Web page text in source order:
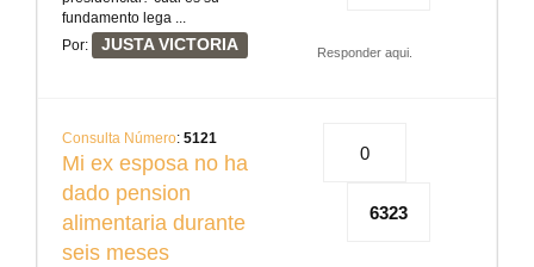
fundamento lega ...
Por:
JUSTA VICTORIA Responder aqui.
Consulta Número: 5121
Mi ex esposa no ha
dado pension
alimentaria durante
seis meses
0
6323